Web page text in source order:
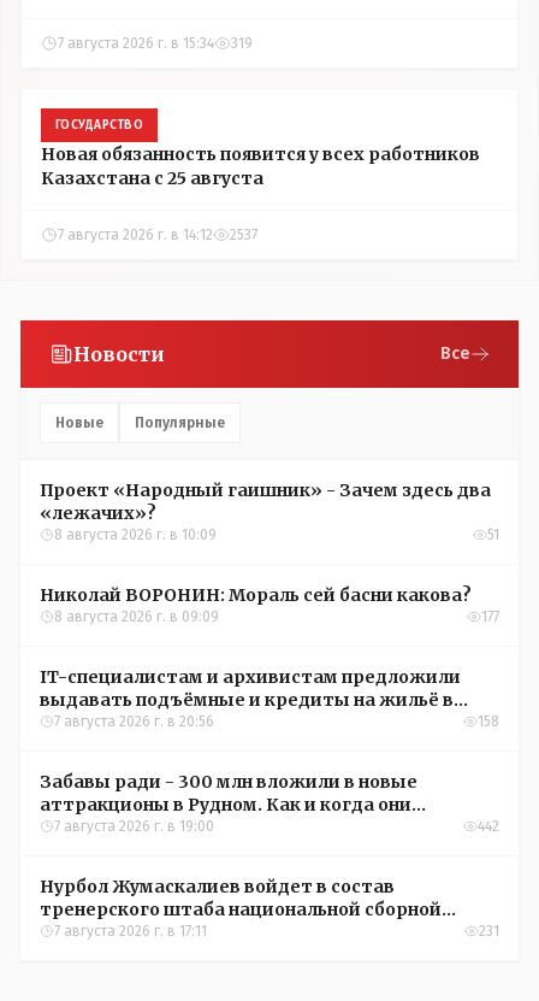
7 августа 2026 г. в 15:34 319
ГОСУДАРСТВО
Новая обязанность появится у всех работников
Казахстана с 25 августа
7 августа 2026 г. в 14:12 2537
Новости Все
Новые Популярные
Проект «Народный гаишник» - Зачем здесь два
«лежачих»?
8 августа 2026 г. в 10:09 51
Николай ВОРОНИН: Мораль сей басни какова?
8 августа 2026 г. в 09:09 177
IT-специалистам и архивистам предложили
выдавать подъёмные и кредиты на жильё в
сёлах Казахстана
7 августа 2026 г. в 20:56 158
Забавы ради - 300 млн вложили в новые
аттракционы в Рудном. Как и когда они
окупятся?
7 августа 2026 г. в 19:00 442
Нурбол Жумаскалиев войдет в состав
тренерского штаба национальной сборной
Казахстана по футболу
7 августа 2026 г. в 17:11 231